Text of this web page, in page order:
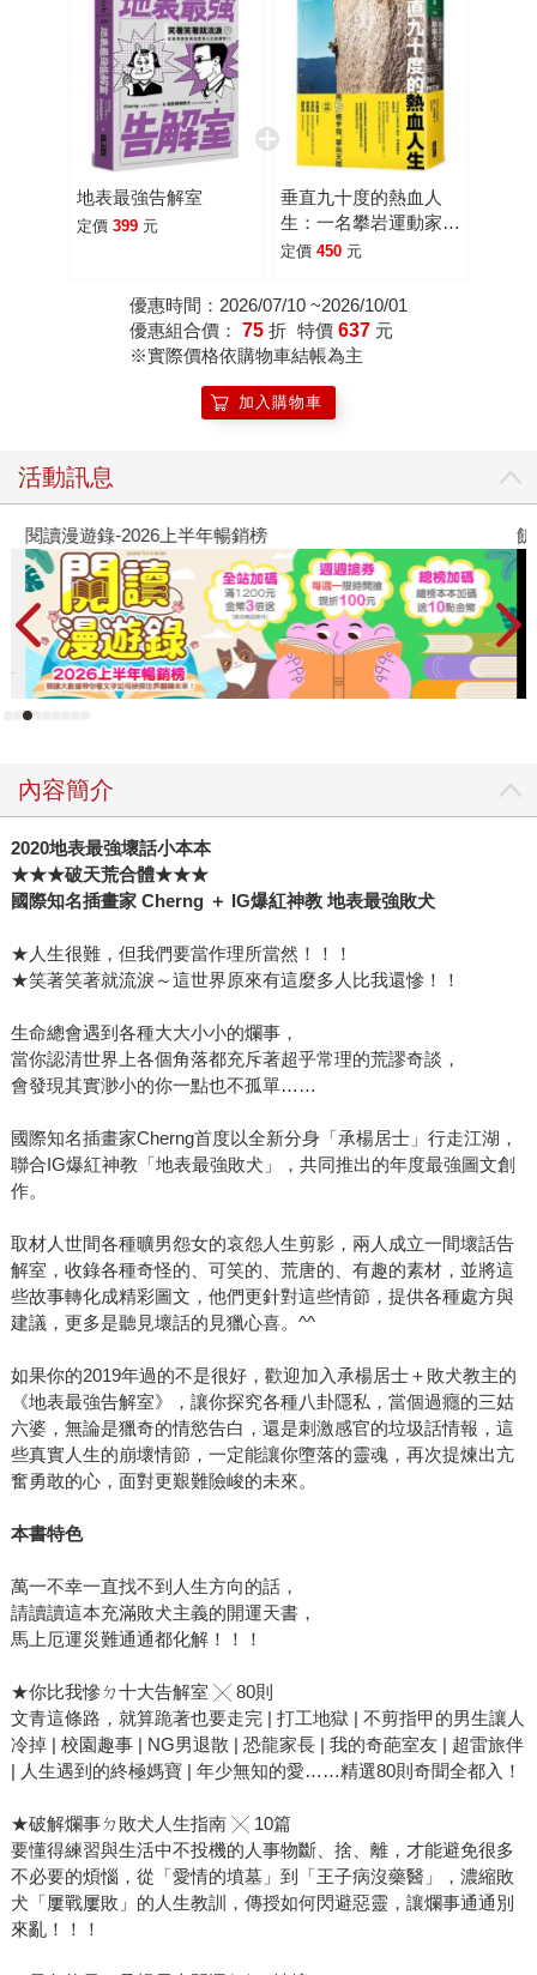
地表最強告解室
定價 399 元
垂直九十度的熱血人
生：一名攀岩運動家挑
戰耐力、置身危險、超
定價 450 元
優惠時間：2026/07/10 ~2026/10/01
優惠組合價： 75 折 特價 637 元
※實際價格依購物車結帳為主
加入購物車
活動訊息
閱讀漫遊錄-2026上半年暢銷榜
內容簡介
2020地表最強壞話小本本
★★★破天荒合體★★★
國際知名插畫家 Cherng ＋ IG爆紅神教 地表最強敗犬
★人生很難，但我們要當作理所當然！！！
★笑著笑著就流淚～這世界原來有這麼多人比我還慘！！
生命總會遇到各種大大小小的爛事，
當你認清世界上各個角落都充斥著超乎常理的荒謬奇談，
會發現其實渺小的你一點也不孤單……
國際知名插畫家Cherng首度以全新分身「承楊居士」行走江湖，
聯合IG爆紅神教「地表最強敗犬」，共同推出的年度最強圖文創
作。
取材人世間各種曠男怨女的哀怨人生剪影，兩人成立一間壞話告
解室，收錄各種奇怪的、可笑的、荒唐的、有趣的素材，並將這
些故事轉化成精彩圖文，他們更針對這些情節，提供各種處方與
建議，更多是聽見壞話的見獵心喜。^^
如果你的2019年過的不是很好，歡迎加入承楊居士＋敗犬教主的
《地表最強告解室》，讓你探究各種八卦隱私，當個過癮的三姑
六婆，無論是獵奇的情慾告白，還是刺激感官的垃圾話情報，這
些真實人生的崩壞情節，一定能讓你墮落的靈魂，再次提煉出亢
奮勇敢的心，面對更艱難險峻的未來。
本書特色
萬一不幸一直找不到人生方向的話，
請讀讀這本充滿敗犬主義的開運天書，
馬上厄運災難通通都化解！！！
★你比我慘ㄉ十大告解室 ╳ 80則
文青這條路，就算跪著也要走完 | 打工地獄 | 不剪指甲的男生讓人
冷掉 | 校園趣事 | NG男退散 | 恐龍家長 | 我的奇葩室友 | 超雷旅伴
| 人生遇到的終極媽寶 | 年少無知的愛……精選80則奇聞全都入！
★破解爛事ㄉ敗犬人生指南 ╳ 10篇
要懂得練習與生活中不投機的人事物斷、捨、離，才能避免很多
不必要的煩惱，從「愛情的墳墓」到「王子病沒藥醫」，濃縮敗
犬「屢戰屢敗」的人生教訓，傳授如何閃避惡靈，讓爛事通通別
來亂！！！